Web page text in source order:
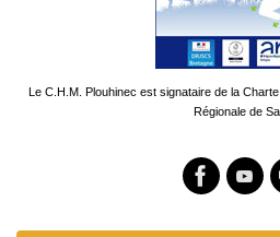
Le C.H.M. Plouhinec est signataire de la
Régionale de